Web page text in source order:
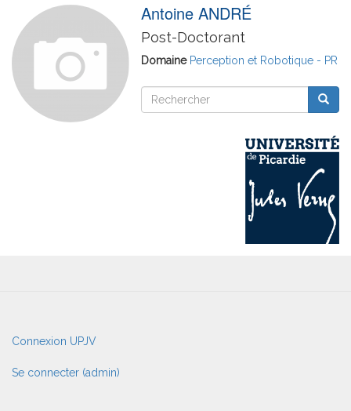
Antoine ANDRÉ
Post-Doctorant
Domaine Perception et Robotique - PR
Rechercher
Rechercher
User
account
menu
Connexion UPJV
Se connecter (admin)